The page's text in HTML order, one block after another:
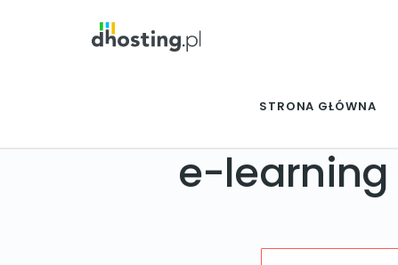
STRONA GŁÓWNA
e-learning